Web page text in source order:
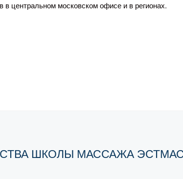
центральном московском офисе и в регионах.
ШКОЛЫ МАССАЖА